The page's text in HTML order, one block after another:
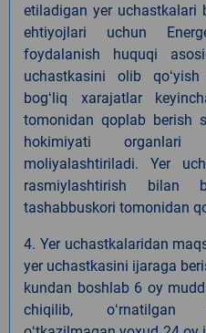
etiladigan yer uchastkalari
ehtiyojlari uchun
foydalanish huquqi
uchastkasini olib
bogʻliq xarajatlar
tomonidan qoplab berish
hokimiyati organlari
moliyalashtiriladi. Yer
rasmiylashtirish bilan
tashabbuskori tomonidan
4. Yer uchastkalaridan
yer uchastkasini ijaraga
kundan boshlab 6 oy
chiqilib, oʻrnatilgan